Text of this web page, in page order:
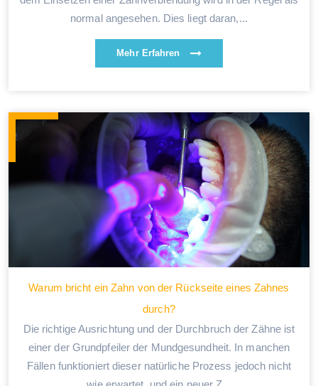
normal angesehen. Dies liegt daran,...
Mehr Erfahren
Warum bricht ein Zahn von der Rückseite eines Zahnes
durch?
Die richtige Ausrichtung und der Durchbruch der Zähne ist
einer der Grundpfeiler der Mundgesundheit. In manchen
Fällen funktioniert dieser natürliche Prozess jedoch nicht